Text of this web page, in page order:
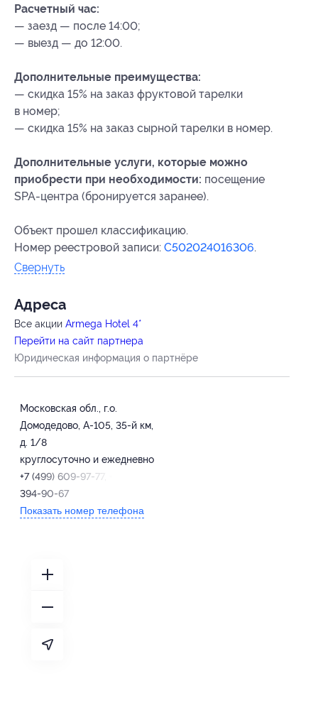
Расчетный час:
— заезд — после 14:00;
— выезд — до 12:00.
Дополнительные преимущества:
— скидка 15% на заказ фруктовой тарелки
в номер;
— скидка 15% на заказ сырной тарелки в номер.
Дополнительные услуги, которые можно
приобрести при необходимости: посещение
SPA-центра (бронируется заранее).
Объект прошел классификацию.
Номер реестровой записи: С502024016306.
Свернуть
Адресa
Все акции Armega Hotel 4*
Перейти на сайт партнера
Юридическая информация о партнёре
Московская обл., г.о.
Домодедово, А-105, 35-й км,
д. 1/8
круглосуточно и ежедневно
+7 (499) 609-97-77, +7 (985)
394-90-67
Показать номер телефона